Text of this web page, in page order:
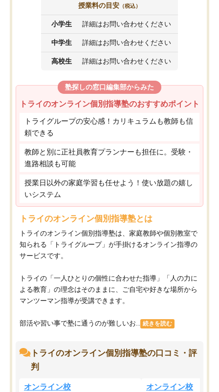
授業料の目安 （税込）
小学生 詳細はお問い合わせください
中学生 詳細はお問い合わせください
高校生 詳細はお問い合わせください
塾探しの窓口編集部からみた
トライのオンライン個別指導塾のおすすめポイント
トライグループの安心感！カリキュラムも教師も信
頼できる
教師と別に正社員教育プランナーも担任に。受験・
進路相談も可能
授業日以外の家庭学習も任せよう！使い放題の嬉し
いシステム
トライのオンライン個別指導塾とは
トライのオンライン個別指導塾は、家庭教師や個別教室で
知られる「トライグループ」が手掛けるオンライン指導の
サービスです。
トライの「一人ひとりの個性に合わせた指導」「人の力に
よる教育」の理念はそのままに、ご自宅や好きな場所から
マンツーマン指導が受講できます。
部活や習い事で塾に通うのが難しいお... 続きを読む
トライのオンライン個別指導塾の口コミ・評
判
オンライン校 オンライン校